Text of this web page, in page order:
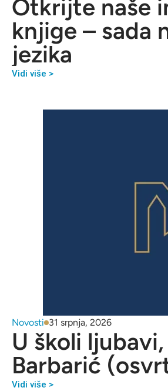
Otkrijte naše
knjige – sada
jezika
Vidi više >
Novosti 31 srpnja, 2026
U školi
Barbarić
Vidi više >